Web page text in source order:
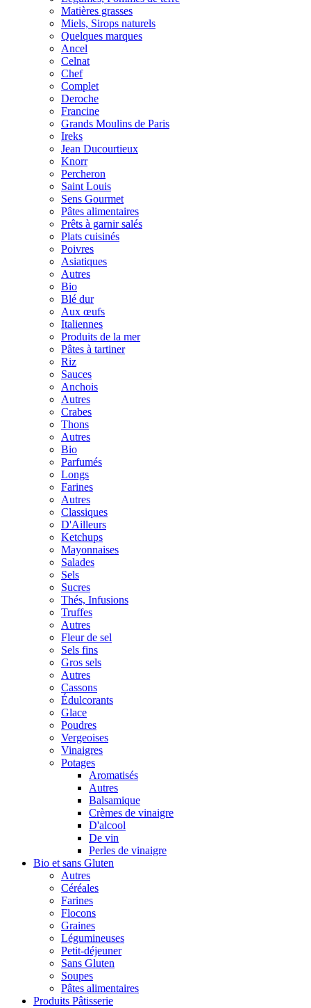
Matières grasses
Miels, Sirops naturels
Quelques marques
Ancel
Celnat
Chef
Complet
Deroche
Francine
Grands Moulins de Paris
Ireks
Jean Ducourtieux
Knorr
Percheron
Saint Louis
Sens Gourmet
Pâtes alimentaires
Prêts à garnir salés
Plats cuisinés
Poivres
Asiatiques
Autres
Bio
Blé dur
Aux œufs
Italiennes
Produits de la mer
Pâtes à tartiner
Riz
Sauces
Anchois
Autres
Crabes
Thons
Autres
Bio
Parfumés
Longs
Farines
Autres
Classiques
D'Ailleurs
Ketchups
Mayonnaises
Salades
Sels
Sucres
Thés, Infusions
Truffes
Autres
Fleur de sel
Sels fins
Gros sels
Autres
Cassons
Édulcorants
Glace
Poudres
Vergeoises
Vinaigres
Potages
Aromatisés
Autres
Balsamique
Crèmes de vinaigre
D'alcool
De vin
Perles de vinaigre
Bio et sans Gluten
Autres
Céréales
Farines
Flocons
Graines
Légumineuses
Petit-déjeuner
Sans Gluten
Soupes
Pâtes alimentaires
Produits Pâtisserie